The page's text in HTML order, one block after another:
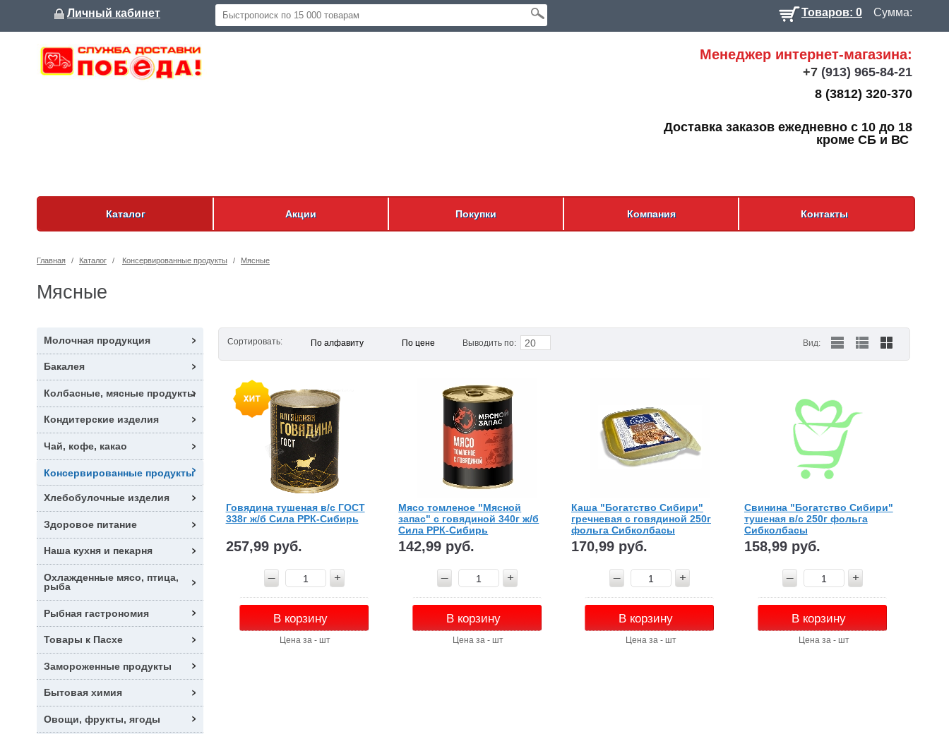
Личный кабинет Товаров: 0 Сумма:
Менеджер интернет-магазина:
+7 (913) 965-84-21
8 (3812) 320-370
Доставка заказов ежедневно с 10 до 18
кроме СБ и ВС
Каталог Акции Покупки Компания Контакты
Главная / Каталог / Консервированные продукты / Мясные
Мясные
Молочная продукция
Бакалея
Колбасные, мясные продукты
Кондитерские изделия
Чай, кофе, какао
Консервированные продукты
Хлебобулочные изделия
Здоровое питание
Наша кухня и пекарня
Охлажденные мясо, птица,
рыба
Рыбная гастрономия
Товары к Пасхе
Замороженные продукты
Бытовая химия
Овощи, фрукты, ягоды
Сортировать: По алфавиту По цене Выводить по: 20 Вид:
Говядина тушеная в/с ГОСТ
338г ж/б Сила РРК-Сибирь
257,99 руб.
В корзину
Цена за - шт
Мясо томленое "Мясной
запас" с говядиной 340г ж/б
Сила РРК-Сибирь
142,99 руб.
В корзину
Цена за - шт
Каша "Богатство Сибири"
гречневая с говядиной 250г
фольга Сибколбасы
170,99 руб.
В корзину
Цена за - шт
Свинина "Богатство Сибири"
тушеная в/с 250г фольга
Сибколбасы
158,99 руб.
В корзину
Цена за - шт